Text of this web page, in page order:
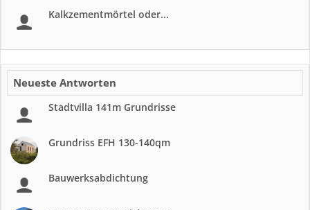
Kalkzementmörtel oder...
Neueste Antworten
Stadtvilla 141m Grundrisse
Grundriss EFH 130-140qm
Bauwerksabdichtung